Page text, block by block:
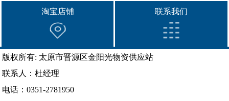
淘宝店铺 联系我们
版权所有: 太原市晋源区金阳光物资供应站
联系人：杜经理
电话：0351-2781950